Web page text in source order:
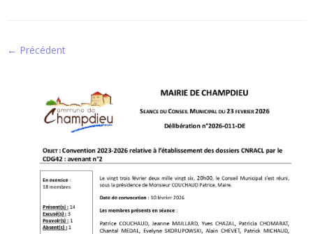
← Précédent